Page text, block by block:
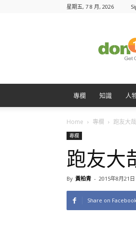
星期五, 7 8 月, 2026
專欄 知識 人
Home 專欄 跑友大
專欄
跑友大
By 黃柏青 - 2015年8月21日
Share on